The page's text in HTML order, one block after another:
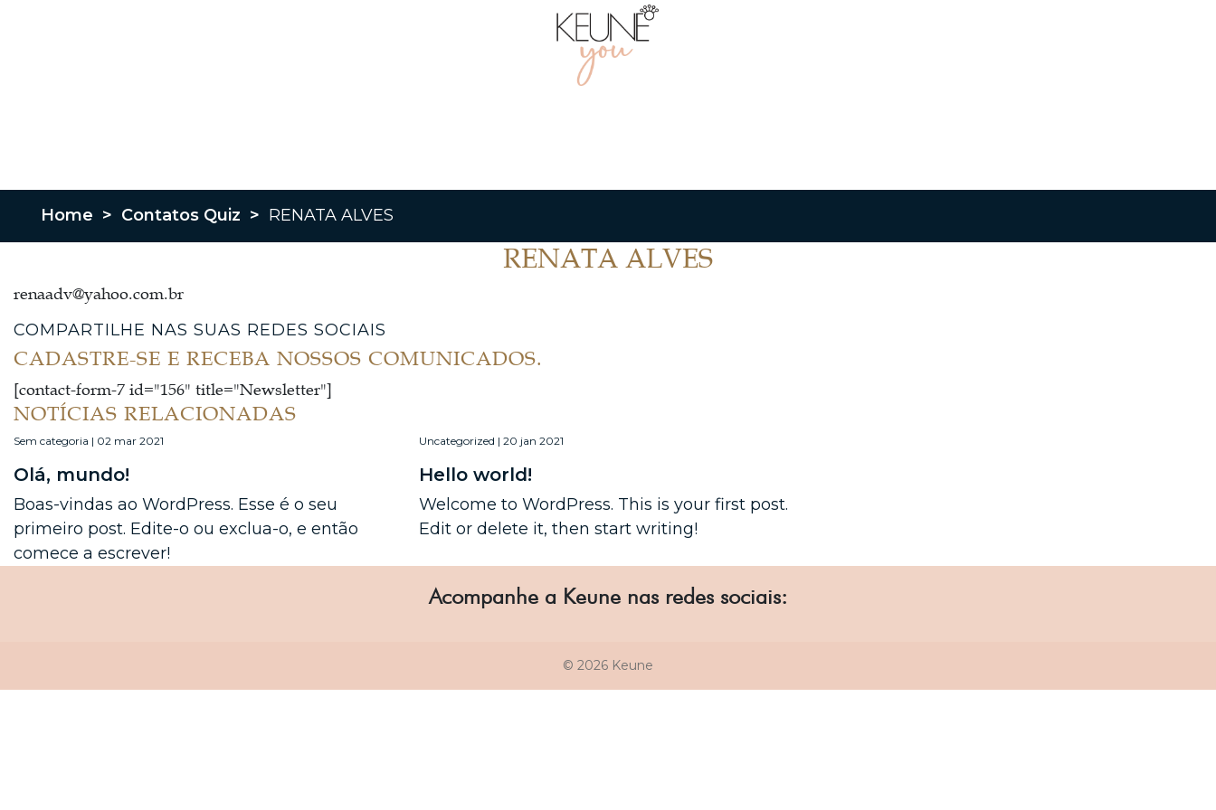
Home > Contatos Quiz > RENATA ALVES
RENATA ALVES
renaadv@yahoo.com.br
COMPARTILHE NAS SUAS REDES SOCIAIS
CADASTRE-SE E RECEBA NOSSOS COMUNICADOS.
[contact-form-7 id="156" title="Newsletter"]
NOTÍCIAS RELACIONADAS
Sem categoria | 02 mar 2021
Olá, mundo!
Boas-vindas ao WordPress. Esse é o seu
primeiro post. Edite-o ou exclua-o, e então
comece a escrever!
Uncategorized | 20 jan 2021
Hello world!
Welcome to WordPress. This is your first post.
Edit or delete it, then start writing!
Acompanhe a Keune nas redes sociais:
© 2026 Keune